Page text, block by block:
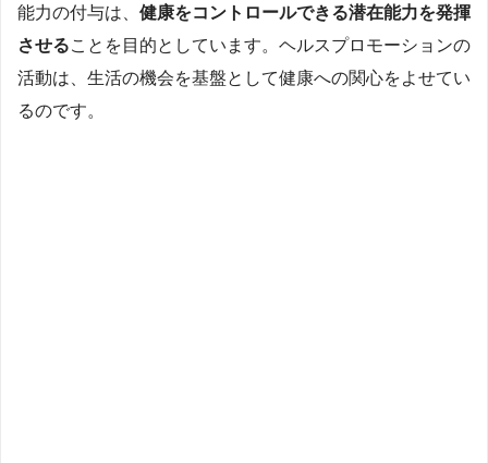
能力の付与は、 健康をコントロールできる潜在能力を発揮
させることを目的としています。ヘルスプロモーションの
活動は、生活の機会を基盤として健康への関心をよせてい
るのです。